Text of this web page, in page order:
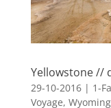
Yellowstone //
29-10-2016| 1-
Voyage, Wyoming